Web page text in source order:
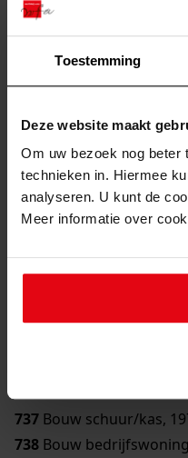
Toestemming
Deze website maakt
Om uw bezoek nog beter
technieken in. Hiermee
analyseren. U kunt de
Meer informatie over
729Vergroten
Toon details van deze
Bouw garage, 1976
Toon details van deze
Toon details van deze
732Bouw woning, 1976
Toon details van deze
733Bouw woning, 1976
Toon details van deze
735
Toon details van deze
737 Bouw schuur/kas,
738 Bouw